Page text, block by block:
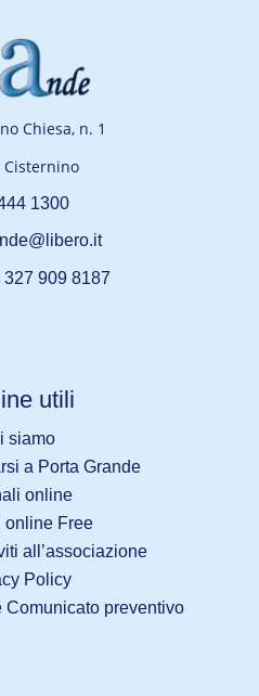
Chiesa, n. 1
Cisternino
1300
909 8187
utili
siamo
a Porta Grande
online
online Free
all’associazione
Policy
Comunicato preventivo